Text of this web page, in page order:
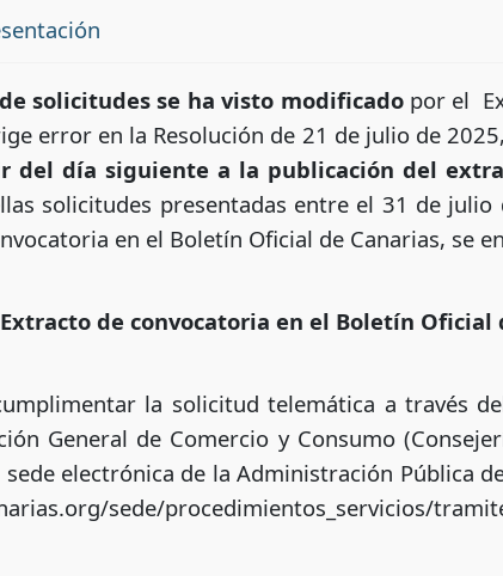
solicitudes se ha visto modificadopor el
error en la Resolución de 21 de julio de
del día siguiente a la publicación del
solicitudes presentadas entre el 31 de
en el Boletín Oficial de Canarias, se
de convocatoria en el Boletín Oficial
la solicitud telemática a través
General de Comercio y Consumo
electrónica de la Administración Pública
sede/procedimientos_servicios/